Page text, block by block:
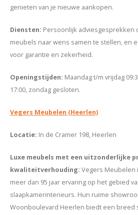
genieten van je nieuwe aankopen.
Diensten: Persoonlijk adviesgesprekken
meubels naar wens samen te stellen, en
voor garantie en zekerheid.
Openingstijden: Maandag t/m vrijdag
17:00, zondag gesloten.
Vegers Meubelen (Heerlen)
Locatie: In de Cramer 198, Heerlen
Luxe meubels met een uitzonderlijke
kwaliteitverhouding: Vegers Meubelen
meer dan 95 jaar ervaring op het gebied
slaapkamerinterieurs. Hun ruime
Woonboulevard Heerlen biedt een breed